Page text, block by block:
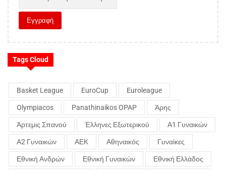
Tags Cloud
Basket League EuroCup Euroleague
Olympiacos Panathinaikos OPAP Άρης
Άρτεμις Σπανού Έλληνες Εξωτερικού Α1 Γυναικών
Α2 Γυναικών ΑΕΚ Αθηναικός Γυναίκες
Εθνική Ανδρών Εθνική Γυναικών Εθνική Ελλάδος